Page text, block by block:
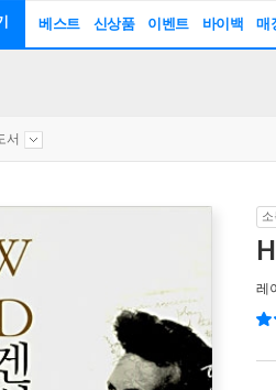
베스트 신상품 이벤트 바이백 매
서
레